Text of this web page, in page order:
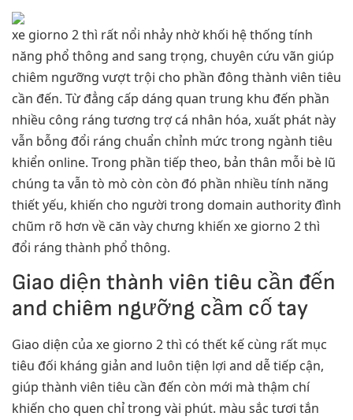
xe giorno 2 thì rất nổi nhảy nhờ khối hệ thống tính
năng phổ thông and sang trọng, chuyên cứu vãn giúp
chiêm ngưỡng vượt trội cho phần đông thành viên tiêu
cần đến. Từ đẳng cấp dáng quan trung khu đến phần
nhiều công ráng tương trợ cá nhân hóa, xuất phát này
vẫn bỗng đổi ráng chuẩn chỉnh mức trong ngành tiêu
khiển online. Trong phần tiếp theo, bản thân mỗi bè lũ
chúng ta vẫn tò mò còn còn đó phần nhiều tính năng
thiết yếu, khiến cho người trong domain authority đình
chũm rõ hơn về căn vày chưng khiến xe giorno 2 thì
đổi ráng thành phổ thông.
Giao diện thành viên tiêu cần đến
and chiêm ngưỡng cầm cố tay
Giao diện của xe giorno 2 thì có thết kế cùng rất mục
tiêu đối kháng giản and luôn tiện lợi and dễ tiếp cận,
giúp thành viên tiêu cần đến còn mới mà thậm chí
khiến cho quen chỉ trong vài phút. màu sắc tươi tắn